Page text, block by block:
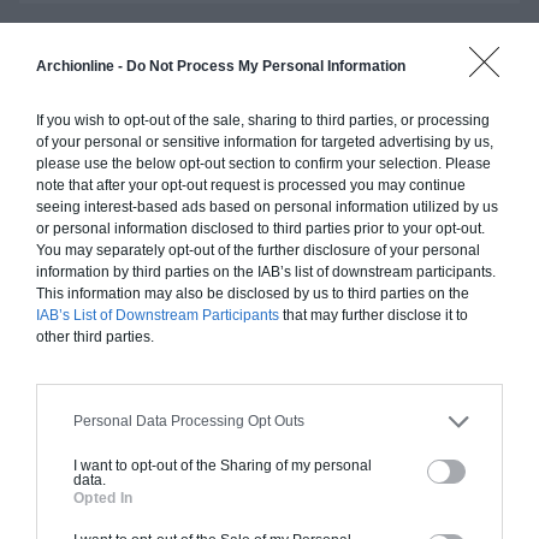
Archionline - Do Not Process My Personal Information
If you wish to opt-out of the sale, sharing to third parties, or processing
of your personal or sensitive information for targeted advertising by us,
please use the below opt-out section to confirm your selection. Please
note that after your opt-out request is processed you may continue
seeing interest-based ads based on personal information utilized by us
or personal information disclosed to third parties prior to your opt-out.
You may separately opt-out of the further disclosure of your personal
information by third parties on the IAB’s list of downstream participants.
This information may also be disclosed by us to third parties on the
IAB’s List of Downstream Participants that may further disclose it to
other third parties.
Personal Data Processing Opt Outs
I want to opt-out of the Sharing of my personal
data.
Opted In
Construction ossature bois
Chiffrage estimatif pour : Fondations et normes
standards. Construction en ossature bois isolé.
Finitions haut de gamme. Le prix "clé en main"
inclut le gros oeuvre et le second oeuvre (cuisine,
peinture, sols...), mais exclut piscine, jardin et
clôture.
À partir de
251 000€ TTC